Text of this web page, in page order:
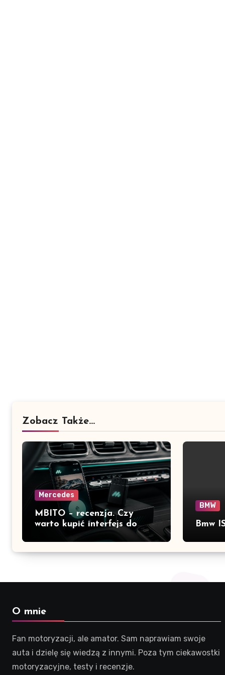
Zobacz Także...
Mercedes
MBITO – recenzja. Czy
warto kupić interfejs do
Mercedesa? Test, opinia i
możliwości kodowania
BMW
Bmw
O mnie
Fan motoryzacji, ale amator. Sam naprawiam swoje
auta i dzielę się wiedzą z innymi. Poza tym ciekawostki
motoryzacyjne, testy i recenzje.